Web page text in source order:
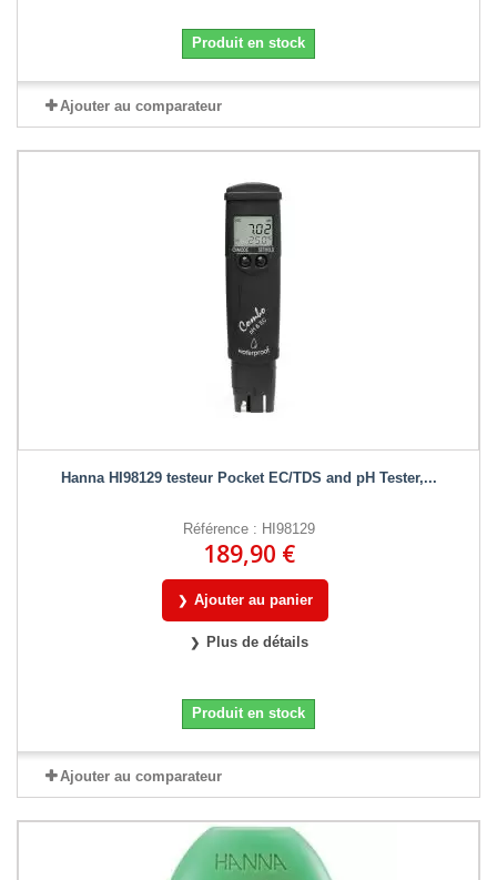
Produit en stock
Ajouter au comparateur
Hanna HI98129 testeur Pocket EC/TDS and pH Tester,...
Référence : HI98129
189,90 €
Ajouter au panier
Plus de détails
Produit en stock
Ajouter au comparateur